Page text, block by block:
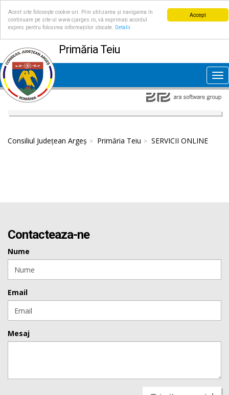
Accept
Acest site folosește cookie-uri. Prin utilizarea și navigarea în
continuare pe site-ul www.cjarges.ro, vă exprimați acordul
expres pentru folosirea informațiilor stocate.
Detalii
Primăria Teiu
Consiliul Județean Argeș Primăria Teiu SERVICII ONLINE
Contacteaza-ne
Nume
Email
Mesaj